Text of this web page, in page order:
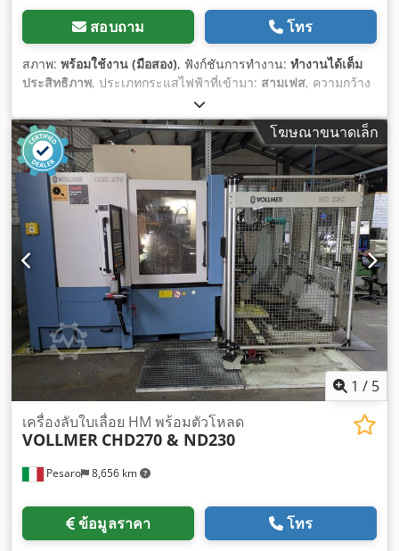
สอบถาม โทร
สภาพ: พร้อมใช้งาน (มือสอง), ฟังก์ชันการทำงาน: ทำงานได้เต็ม
ประสิทธิภาพ, ประเภทกระแสไฟฟ้าที่เข้ามา: สามเฟส, ความกว้าง
โฆษณาขนาดเล็ก
1 / 5
Pesaro 8,656 km
เครื่องลับใบเลื่อย HM พร้อมตัวโหลด
VOLLMER CHD270 & ND230
ข้อมูลราคา โทร